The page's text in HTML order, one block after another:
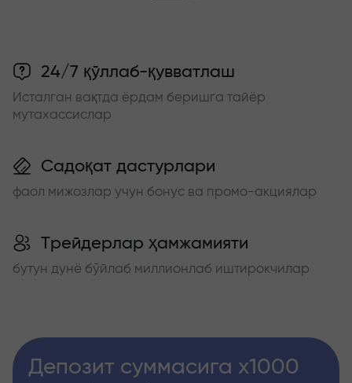
24/7 қўллаб-қувватлаш
Исталган вақтда ёрдам беришга тайёр
мутахассислар
Садоқат дастурлари
фаол мижозлар учун бонус ва промо-акциялар
Трейдерлар ҳамжамияти
бутун дунё бўйлаб миллионлаб иштирокчилар
Депозит суммасига x1000